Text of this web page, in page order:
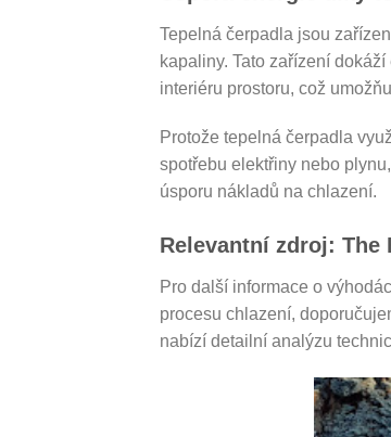
Tepelná čerpadla jsou
kapaliny. Tato zařízení
interiéru prostoru, což
Protože tepelná čerpadla
spotřebu elektřiny nebo
úsporu nákladů na chlazení.
Relevantní zdroj: The
Pro další informace o
procesu chlazení,
nabízí detailní analýzu